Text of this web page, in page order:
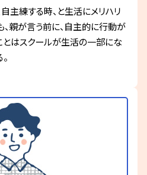
主練する時、と生活にメリハリ
、親が言う前に、自主的に行動が
とはスクールが生活の一部にな